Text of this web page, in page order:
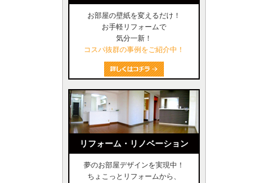
お部屋の壁紙を変えるだけ！
お手軽リフォームで
気分一新！
コスパ抜群の事例をご紹介中！
リフォーム・リノベーション
夢のお部屋デザインを実現中！
ちょこっとリフォームから、